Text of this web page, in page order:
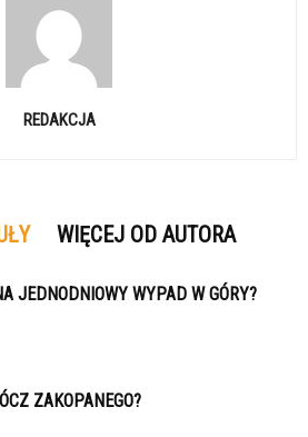
REDAKCJA
WIĘCEJ OD AUTORA
JEDNODNIOWY WYPAD W GÓRY?
ZAKOPANEGO?